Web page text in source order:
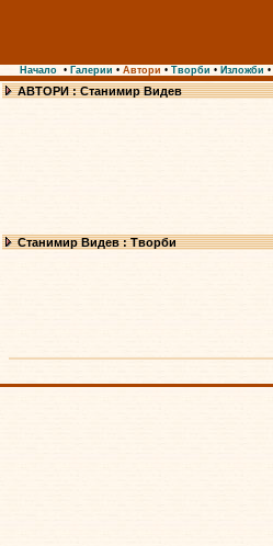
Начало • Галерии • Автори • Творби • Изложби •
АВТОРИ : Станимир Видев
Станимир Видев : Творби